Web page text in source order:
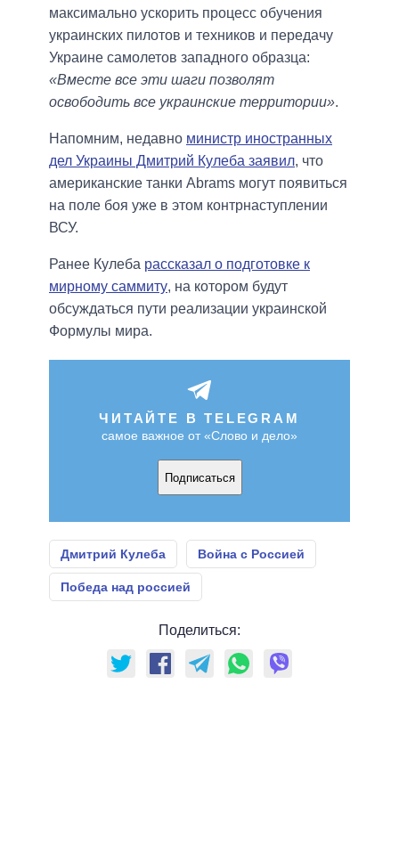
максимально ускорить процесс обучения
украинских пилотов и техников и передачу
Украине самолетов западного образца:
«Вместе все эти шаги позволят
освободить все украинские территории».
Напомним, недавно министр иностранных
дел Украины Дмитрий Кулеба заявил, что
американские танки Abrams могут появиться
на поле боя уже в этом контрнаступлении
ВСУ.
Ранее Кулеба рассказал о подготовке к
мирному саммиту, на котором будут
обсуждаться пути реализации украинской
Формулы мира.
ЧИТАЙТЕ В TELEGRAM
самое важное от «Слово и дело»
Подписаться
Дмитрий Кулеба Война с Россией
Победа над россией
Поделиться: